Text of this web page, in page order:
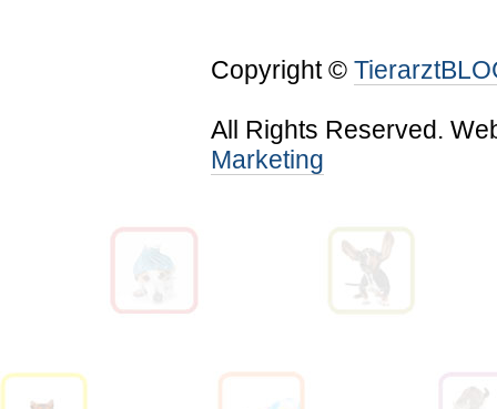
Copyright ©
All Rights Reserved.
Marketing